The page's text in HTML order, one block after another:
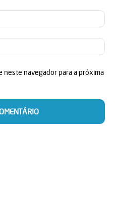
E-
neste navegador para a próxima